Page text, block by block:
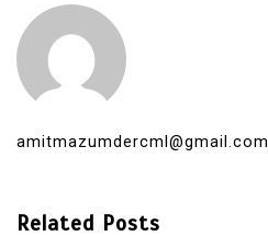
amitmazumdercml@gmail.com
Related Posts